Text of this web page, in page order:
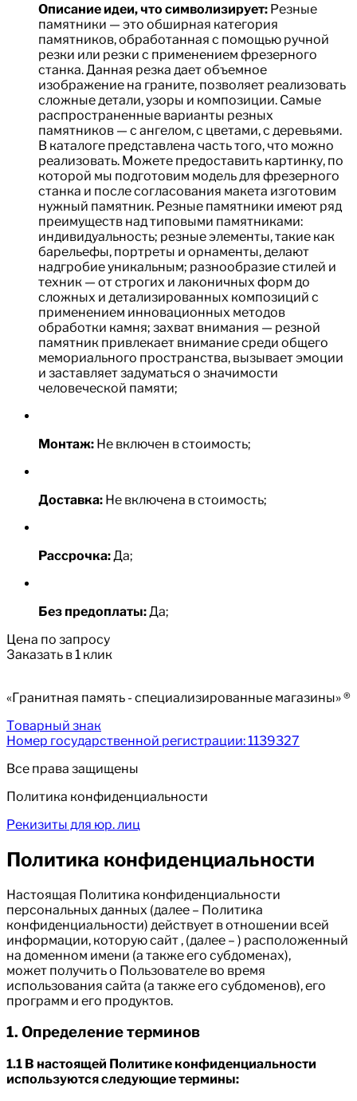
Описание идеи, что символизирует: Резные
памятники — это обширная категория
памятников, обработанная с помощью ручной
резки или резки с применением фрезерного
станка. Данная резка дает объемное
изображение на граните, позволяет реализовать
сложные детали, узоры и композиции. Самые
распространенные варианты резных
памятников — с ангелом, с цветами, с деревьями.
В каталоге представлена часть того, что можно
реализовать. Можете предоставить картинку, по
которой мы подготовим модель для фрезерного
станка и после согласования макета изготовим
нужный памятник. Резные памятники имеют ряд
преимуществ над типовыми памятниками:
индивидуальность; резные элементы, такие как
барельефы, портреты и орнаменты, делают
надгробие уникальным; разнообразие стилей и
техник — от строгих и лаконичных форм до
сложных и детализированных композиций с
применением инновационных методов
обработки камня; захват внимания — резной
памятник привлекает внимание среди общего
мемориального пространства, вызывает эмоции
и заставляет задуматься о значимости
человеческой памяти;
Монтаж: Не включен в стоимость;
Доставка: Не включена в стоимость;
Рассрочка:Да;
Без предоплаты:Да;
Цена по запросу
Заказать в 1 клик
«Гранитная память - специализированные магазины» ®
Товарный знак
Номер государственной регистрации: 1139327
Все права защищены
Политика конфиденциальности
Рекизиты для юр. лиц
Политика конфиденциальности
Настоящая Политика конфиденциальности
персональных данных (далее – Политика
конфиденциальности) действует в отношении всей
информации, которую сайт , (далее – ) расположенный
на доменном имени (а также его субдоменах),
может получить о Пользователе во время
использования сайта (а также его субдоменов), его
программ и его продуктов.
1. Определение терминов
1.1 В настоящей Политике конфиденциальности
используются следующие термины: